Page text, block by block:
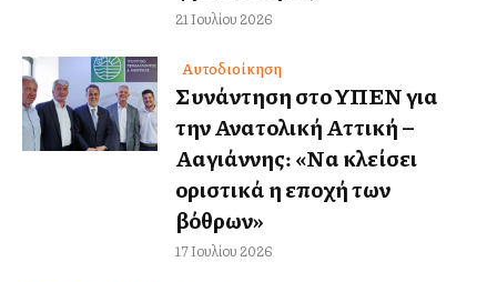
21 Ιουλίου 2026
Αυτοδιοίκηση
Συνάντηση στο ΥΠΕΝ για
την Ανατολική Αττική –
Αλλαγιάννης: «Να κλείσει
οριστικά η εποχή των
βόθρων»
17 Ιουλίου 2026